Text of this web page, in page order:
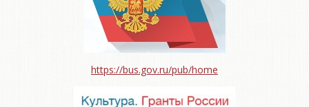
https://bus.gov.ru/pub/home